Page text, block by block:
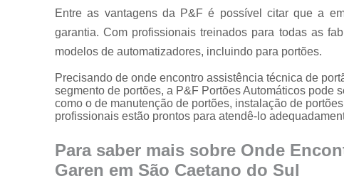
portões
Serviço de
reparo em
portões
Serviços de
solda em
portões
magnética de
segurança
para portões
Entre as vantagens da P&F é possível citar que a
garantia. Com profissionais treinados para todas as
modelos de automatizadores, incluindo para portões.
Precisando de onde encontro assistência técnica de
segmento de portões, a P&F Portões Automáticos
como o de manutenção de portões, instalação de
profissionais estão prontos para atendê-lo
Para saber mais sobre Onde
Garen em São Caetano do Sul